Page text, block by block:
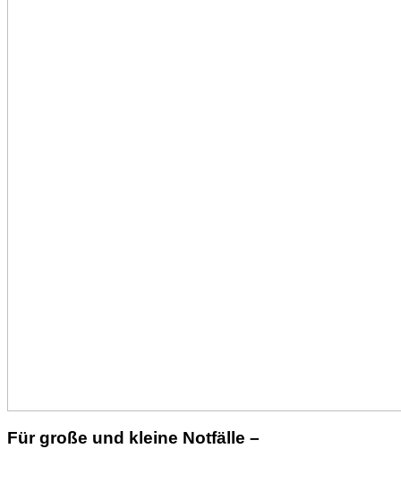
Für große und kleine Notfälle –